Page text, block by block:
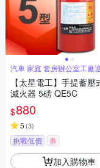
汽車 家庭 套房辦公室工廠
【太星電工】手提蓄壓
滅火器 5磅 QE5C
$880
5 (3)
挑戰低價 券
加入購物車